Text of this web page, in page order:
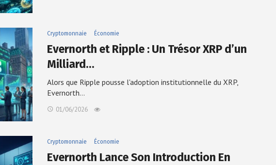
Cryptomonnaie Économie
Evernorth et Ripple : Un Trésor XRP d’un
Milliard…
Alors que Ripple pousse l'adoption institutionnelle du XRP,
Evernorth…
01/06/2026
Cryptomonnaie Économie
Evernorth Lance Son Introduction En